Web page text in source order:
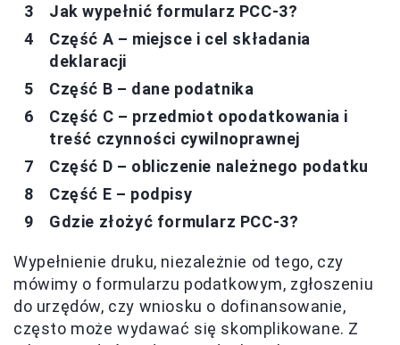
Jak wypełnić formularz PCC-3?
Część A – miejsce i cel składania
deklaracji
Część B – dane podatnika
Część C – przedmiot opodatkowania i
treść czynności cywilnoprawnej
Część D – obliczenie należnego podatku
Część E – podpisy
Gdzie złożyć formularz PCC-3?
Wypełnienie druku, niezależnie od tego, czy
mówimy o formularzu podatkowym, zgłoszeniu
do urzędów, czy wniosku o dofinansowanie,
często może wydawać się skomplikowane. Z